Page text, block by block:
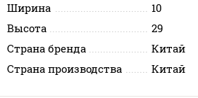
Ширина
10
Высота
29
Страна бренда
Китай
Страна производства
Китай